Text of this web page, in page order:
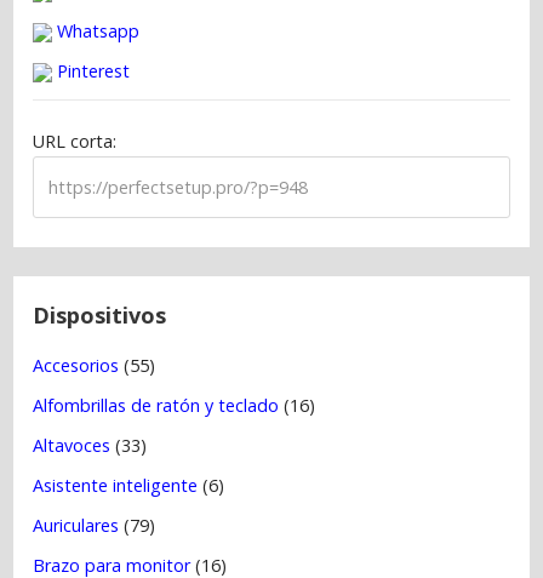
e
n
Whatsapp
Pinterest
URL corta:
Dispositivos
Accesorios (55)
Alfombrillas de ratón y teclado (16)
Altavoces (33)
Asistente inteligente (6)
Auriculares (79)
Brazo para monitor(16)